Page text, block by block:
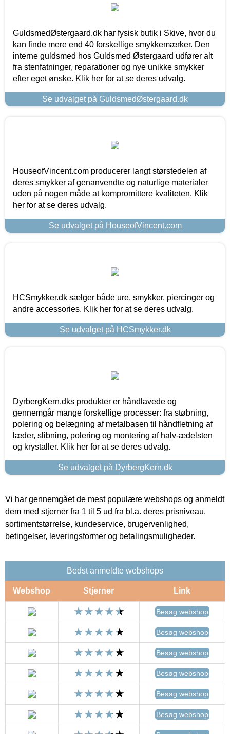
GuldsmedØstergaard.dk har fysisk butik i Skive, hvor du
kan finde mere end 40 forskellige smykkemærker. Den
interne guldsmed hos Guldsmed Østergaard udfører alt
fra stenfatninger, reparationer og nye unikke smykker
efter eget ønske. Klik her for at se deres udvalg.
Se udvalget på GuldsmedØstergaard.dk
HouseofVincent.com producerer langt størstedelen af
deres smykker af genanvendte og naturlige materialer
uden på nogen måde at kompromittere kvaliteten. Klik
her for at se deres udvalg.
Se udvalget på HouseofVincent.com
HCSmykker.dk sælger både ure, smykker, piercinger og
andre accessories. Klik her for at se deres udvalg.
Se udvalget på HCSmykker.dk
DyrbergKern.dks produkter er håndlavede og
gennemgår mange forskellige processer: fra støbning,
polering og belægning af metalbasen til håndfletning af
læder, slibning, polering og montering af halv-ædelsten
og krystaller. Klik her for at se deres udvalg.
Se udvalget på DyrbergKern.dk
Vi har gennemgået de mest populære webshops og anmeldt
dem med stjerner fra 1 til 5 ud fra bl.a. deres prisniveau,
sortimentstørrelse, kundeservice, brugervenlighed,
betingelser, leveringsformer og betalingsmuligheder.
Bedst anmeldte webshops
Webshop Stjerner Link
Besøg webshop
Besøg webshop
Besøg webshop
Besøg webshop
Besøg webshop
Besøg webshop